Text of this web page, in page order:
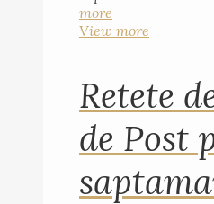
more
View more
Retete
de Post